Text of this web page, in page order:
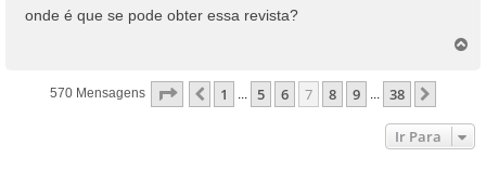
n
onde é que se pode obter essa revista?
570 Mensagens Página De38
Anterior
1 ... 5 6 7 8 9 ... 38
Ir Para